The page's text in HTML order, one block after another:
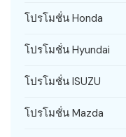
โปรโมชั่น Honda
โปรโมชั่น Hyundai
โปรโมชั่น ISUZU
โปรโมชั่น Mazda